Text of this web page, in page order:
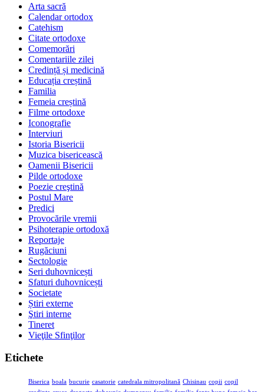
Arta sacră
Calendar ortodox
Catehism
Citate ortodoxe
Comemorări
Comentariile zilei
Credință și medicină
Educația creștină
Familia
Femeia creștină
Filme ortodoxe
Iconografie
Interviuri
Istoria Bisericii
Muzica bisericească
Oamenii Bisericii
Pilde ortodoxe
Poezie creştină
Postul Mare
Predici
Provocările vremii
Psihoterapie ortodoxă
Reportaje
Rugăciuni
Sectologie
Seri duhovnicești
Sfaturi duhovnicești
Societate
Știri externe
Ştiri interne
Tineret
Vieţile Sfinţilor
Etichete
Biserica boala bucurie casatorie catedrala mitropolitană Chisinau copii copil